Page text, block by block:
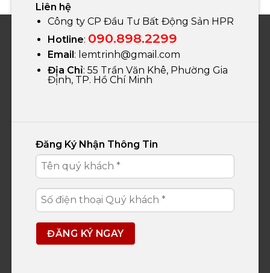
Liên hệ
Công ty CP Đầu Tư Bất Động Sản HPR
Hotline: 090.898.2299
Email: lemtrinh@gmail.com
Địa Chỉ: 55 Trần Văn Khê, Phường Gia
Định, TP. Hồ Chí Minh
Đăng Ký Nhận Thông Tin